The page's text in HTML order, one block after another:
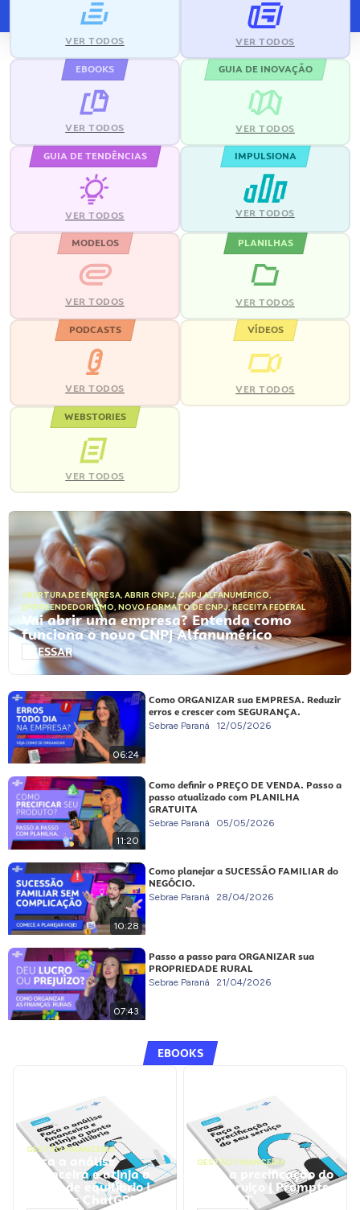
VER TODOS VER TODOS
EBOOKS
VER TODOS
GUIA DE INOVAÇÃO
VER TODOS
GUIA DE TENDÊNCIAS
VER TODOS
IMPULSIONA
VER TODOS
MODELOS
VER TODOS
PLANILHAS
VER TODOS
PODCASTS
VER TODOS
VÍDEOS
VER TODOS
WEBSTORIES
VER TODOS
ABERTURA DE EMPRESA, ABRIR CNPJ,CNPJ ALFANUMÉRICO,
EMPREENDEDORISMO, NOVO FORMATO DE CNPJ,RECEITA FEDERAL
Vai abrir uma empresa? Entenda como
funciona o novo CNPJ Alfanumérico
ACESSAR
06:24
Como ORGANIZAR sua EMPRESA. Reduzir
erros e crescer com SEGURANÇA.
Sebrae Paraná 12/05/2026
11:20
Como definir o PREÇO DE VENDA. Passo a
passo atualizado com PLANILHA
GRATUITA
Sebrae Paraná 05/05/2026
10:28
Como planejar a SUCESSÃO FAMILIAR do
NEGÓCIO.
Sebrae Paraná 28/04/2026
07:43
Passo a passo para ORGANIZAR sua
PROPRIEDADE RURAL
Sebrae Paraná 21/04/2026
EBOOKS
GESTÃO FINANCEIRA
Faça a análise
financeira e atinja o
ponto de equilíbrio |
Prompts ChatGPT
GESTÃO FINANCEIRA
Faça a precificação do
seu serviço | Prompts
ChatGPT